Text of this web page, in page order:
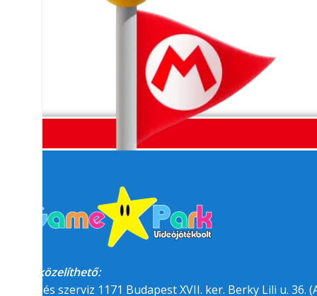
Megközelíthető:
üzlet és szerviz 1171 Budapest XVII. ker. Berky Lili u. 36.